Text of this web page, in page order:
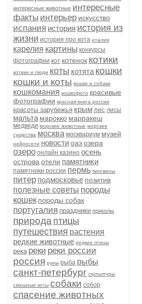
интересные животные интересные
факты интерьер искусство
испания история история из
жизни история про кота италия
карелия картины конкурсы
фотографии кот котенок котики
котики и люди коты котята кошки
кошки и коты кошки и собаки
кошкомания кошкофото красивые
фотографии красная книга россии
красоты зарубежья крым лес лисы
мальта марокко марракеш
медведи морские животные морские
существа москва москвариум музей
нейросети новостиоаэозера
озеро онлайн казино осень
острова отели памятники
памятники россии пермь пингвины
питер подмосковье позитив
полезные советы породы
кошек породы собак
португалия праздники приколы
природа птицы
путешествия растения
редкие животные редкие птицы
река реки реки россии
россия руны рыба рыбы
санкт-петербург скульптуры
смешные коты собаки собор
спасение животных